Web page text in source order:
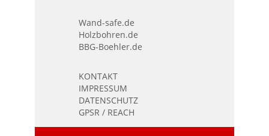
Wand-safe.de
Holzbohren.de
BBG-Boehler.de
KONTAKT
IMPRESSUM
DATENSCHUTZ
GPSR / REACH